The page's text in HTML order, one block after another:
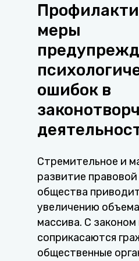
меры
ошибок в
Стремительное и
развитие
общества
увеличению
массива. С
соприкасаются
общественные